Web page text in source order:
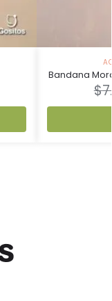
Bandana
$